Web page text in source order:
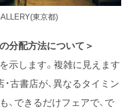
東京都)
分配方法について＞
示します。複雑に見えます
古書店が、異なるタイミン
できるだけフェアで、で